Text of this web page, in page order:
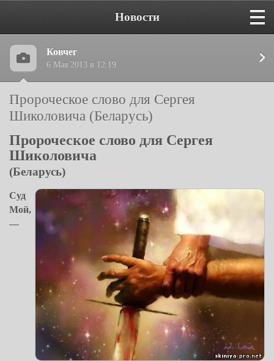
Новости
Ковчег
6 Мая 2013 в 12:19
Пророческое слово для Сергея
Шиколовича (Беларусь)
Пророческое слово для Сергея
Шиколовича
(Беларусь)
Суд
Мой,
—